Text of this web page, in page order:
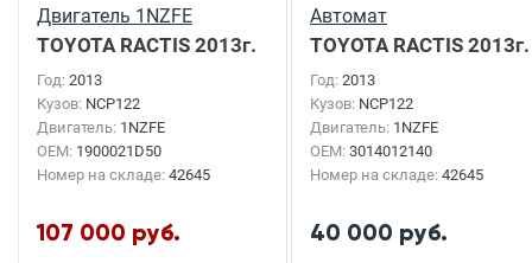
Двигатель 1NZFE
TOYOTA RACTIS 2013г.
Год: 2013
Кузов: NCP122
Двигатель: 1NZFE
OEM: 1900021D50
Номер на складе: 42645
107 000 руб.
Автомат
TOYOTA RACTIS 2013г.
Год: 2013
Кузов: NCP122
Двигатель: 1NZFE
OEM: 3014012140
Номер на складе: 42645
40 000 руб.